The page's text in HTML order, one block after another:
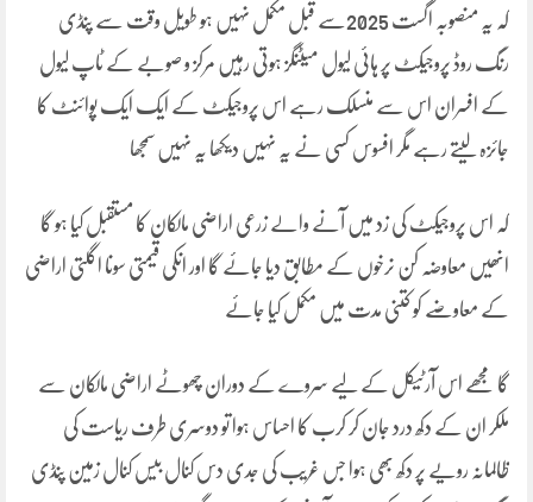
کہ یہ منصوبہ اگست 2025سے قبل مکمل نہیں ہو طویل وقت سے پنڈی
رنگ روڈ پروجیکٹ پر ہائی لیول میٹنگز ہوتی رہیں مرکز و صوبے کے ٹاپ لیول
کے افسران اس سے منسلک رہے اس پروجیکٹ کے ایک ایک پوائنٹ کا
جائزہ لیتے رہے مگر افسوس کسی نے یہ نہیں دیکھا یہ نہیں سمجھا
کہ اس پروجیکٹ کی زد میں آنے والے زرعی اراضی مالکان کا مستقبل کیا ہو گا
انھیں معاوضہ کن نرخوں کے مطابق دیا جائے گا اور انکی قیمتی سونا اگلتی اراضی
کے معاوضے کو کتنی مدت میں مکمل کیا جائے
گا مجھے اس آرٹیکل کے لیے سروے کے دوران چھوٹے اراضی مالکان سے
ملکر ان کے دکھ درد جان کر کرب کا احساس ہوا تو دوسری طرف ریاست کی
ظالمانہ رویے پر دکھ بھی ہوا جس غریب کی جدی دس کنال بیس کنال زمین پنڈی